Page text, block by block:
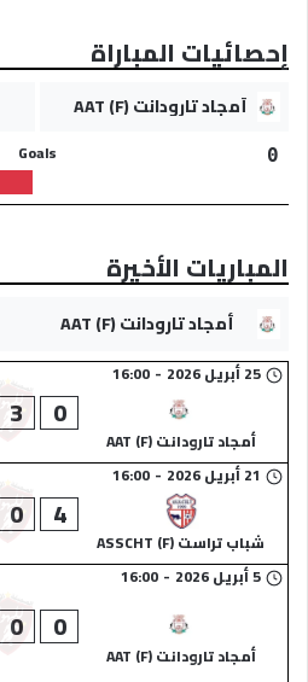
إحصائيات المباراة
أمجاد تارودانت (F) AAT
0
Goals
المباريات الأخيرة
أمجاد تارودانت (F) AAT
25 أبريل 2026 -
16:00
أمجاد تارودانت (F) AAT
0
3
21 أبريل 2026 -
16:00
شباب تراست (F) ASSCHT
4
0
5 أبريل 2026 -
16:00
أمجاد تارودانت (F) AAT
0
0